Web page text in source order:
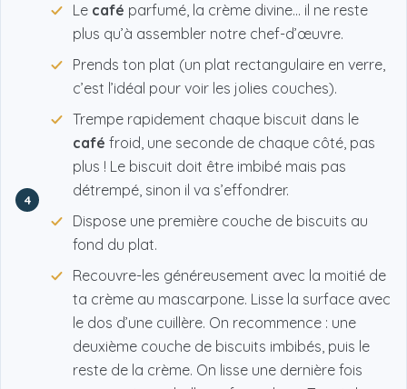
4
Le café parfumé, la crème divine... il ne reste
plus qu’à assembler notre chef-d’œuvre.
Prends ton plat (un plat rectangulaire en verre,
c’est l’idéal pour voir les jolies couches).
Trempe rapidement chaque biscuit dans le
café froid, une seconde de chaque côté, pas
plus ! Le biscuit doit être imbibé mais pas
détrempé, sinon il va s’effondrer.
Dispose une première couche de biscuits au
fond du plat.
Recouvre-les généreusement avec la moitié de
ta crème au mascarpone. Lisse la surface avec
le dos d’une cuillère. On recommence : une
deuxième couche de biscuits imbibés, puis le
reste de la crème. On lisse une dernière fois